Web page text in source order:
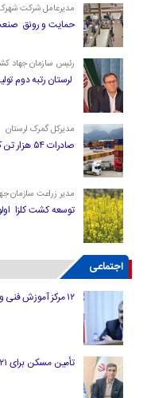
مدیرعامل شرکت
حمایت و رونق
رئیس سازمان جهاد
لرستان رتبه دوم
مدیرکل گمرک لرستان
صادرات ۵۴ هزار تن کالا از لرستان به خارج از کشور
مدیر زراعت سازمان
توسعه کشت کلزا
اجتماعی
۱۲ مرکز آموزش فنی و حرفه‌ای لرستان تجهیز و ساماندهی شد
تأمین مسکن برای ۱۲۱ خانواده نیازمند